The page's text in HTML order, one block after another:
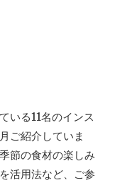
いる11名のインス
ご紹介していま
節の食材の楽しみ
活用法など、ご参